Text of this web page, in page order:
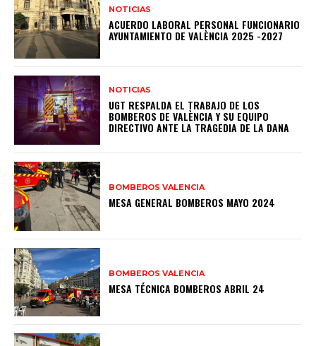
NOTICIAS
ACUERDO LABORAL PERSONAL FUNCIONARIO
AYUNTAMIENTO DE VALÈNCIA 2025 -2027
NOTICIAS
UGT RESPALDA EL TRABAJO DE LOS
BOMBEROS DE VALÈNCIA Y SU EQUIPO
DIRECTIVO ANTE LA TRAGEDIA DE LA DANA
BOMBEROS VALENCIA
MESA GENERAL BOMBEROS MAYO 2024
BOMBEROS VALENCIA
MESA TÉCNICA BOMBEROS ABRIL 24